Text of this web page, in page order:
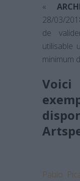
«
28/03/
de
utilisable
minimum
Pablo